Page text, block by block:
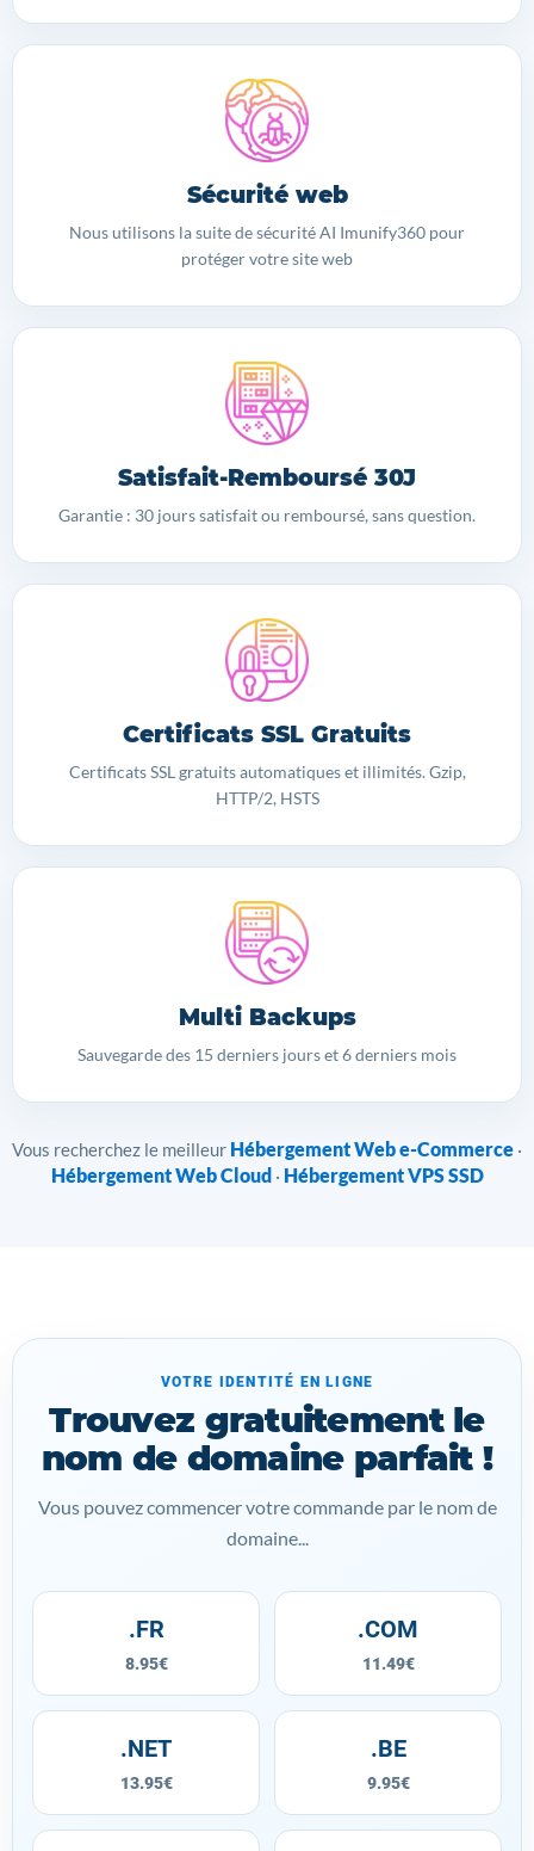
Sécurité web
Nous utilisons la suite de sécurité AI Imunify360 pour
protéger votre site web
Satisfait-Remboursé 30J
Garantie : 30 jours satisfait ou remboursé, sans question.
Certificats SSL Gratuits
Certificats SSL gratuits automatiques et illimités. Gzip,
HTTP/2, HSTS
Multi Backups
Sauvegarde des 15 derniers jours et 6 derniers mois
Vous recherchez le meilleur Hébergement Web e-Commerce ·
Hébergement Web Cloud · Hébergement VPS SSD
VOTRE IDENTITÉ EN LIGNE
Trouvez gratuitement le
nom de domaine parfait !
Vous pouvez commencer votre commande par le nom de
domaine...
.FR
8.95€
.COM
11.49€
.NET
13.95€
.BE
9.95€